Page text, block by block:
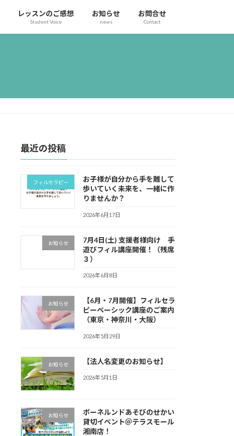
レッスンのご感想
Student Voice
お知らせ
news
お問合せ
Contact
最近の投稿
フィルセラピー
お子様が自分から手を離して
歩いていく未来を、一緒に作
りませんか？
2026年6月17日
お知らせ
7月4日(土) 支援者様向け 手
遊びフィル講座開催！（残席
３）
2026年6月8日
お知らせ
【6月・7月開催】フィルセラ
ピーベーシック講座のご案内
（東京・神奈川・大阪）
2026年5月29日
お知らせ 【法人名変更のお知らせ】
2026年5月1日
お知らせ
ボーネルンドあそびのせかい
貸切イベント＠テラスモール
湘南店！